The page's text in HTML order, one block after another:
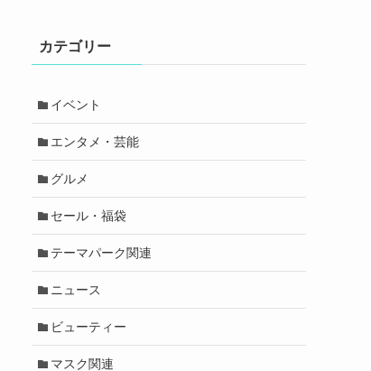
カテゴリー
イベント
エンタメ・芸能
グルメ
セール・福袋
テーマパーク関連
ニュース
ビューティー
マスク関連